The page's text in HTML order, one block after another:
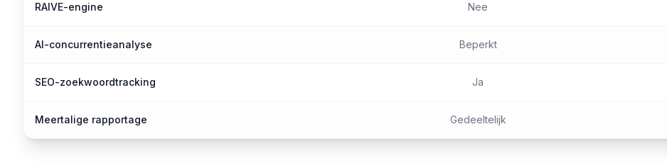
RAIVE-engine Nee
AI-concurrentieanalyse Beperkt
SEO-zoekwoordtracking Ja
Meertalige rapportage Gedeeltelijk